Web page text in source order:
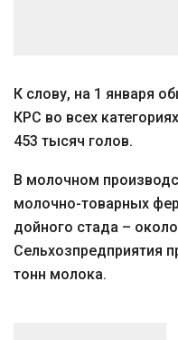
К слову, на 1 января
КРС во всех
453 тысяч голов.
В молочном
молочно-товарных
дойного стада –
Сельхозпредприятия
тонн молока.